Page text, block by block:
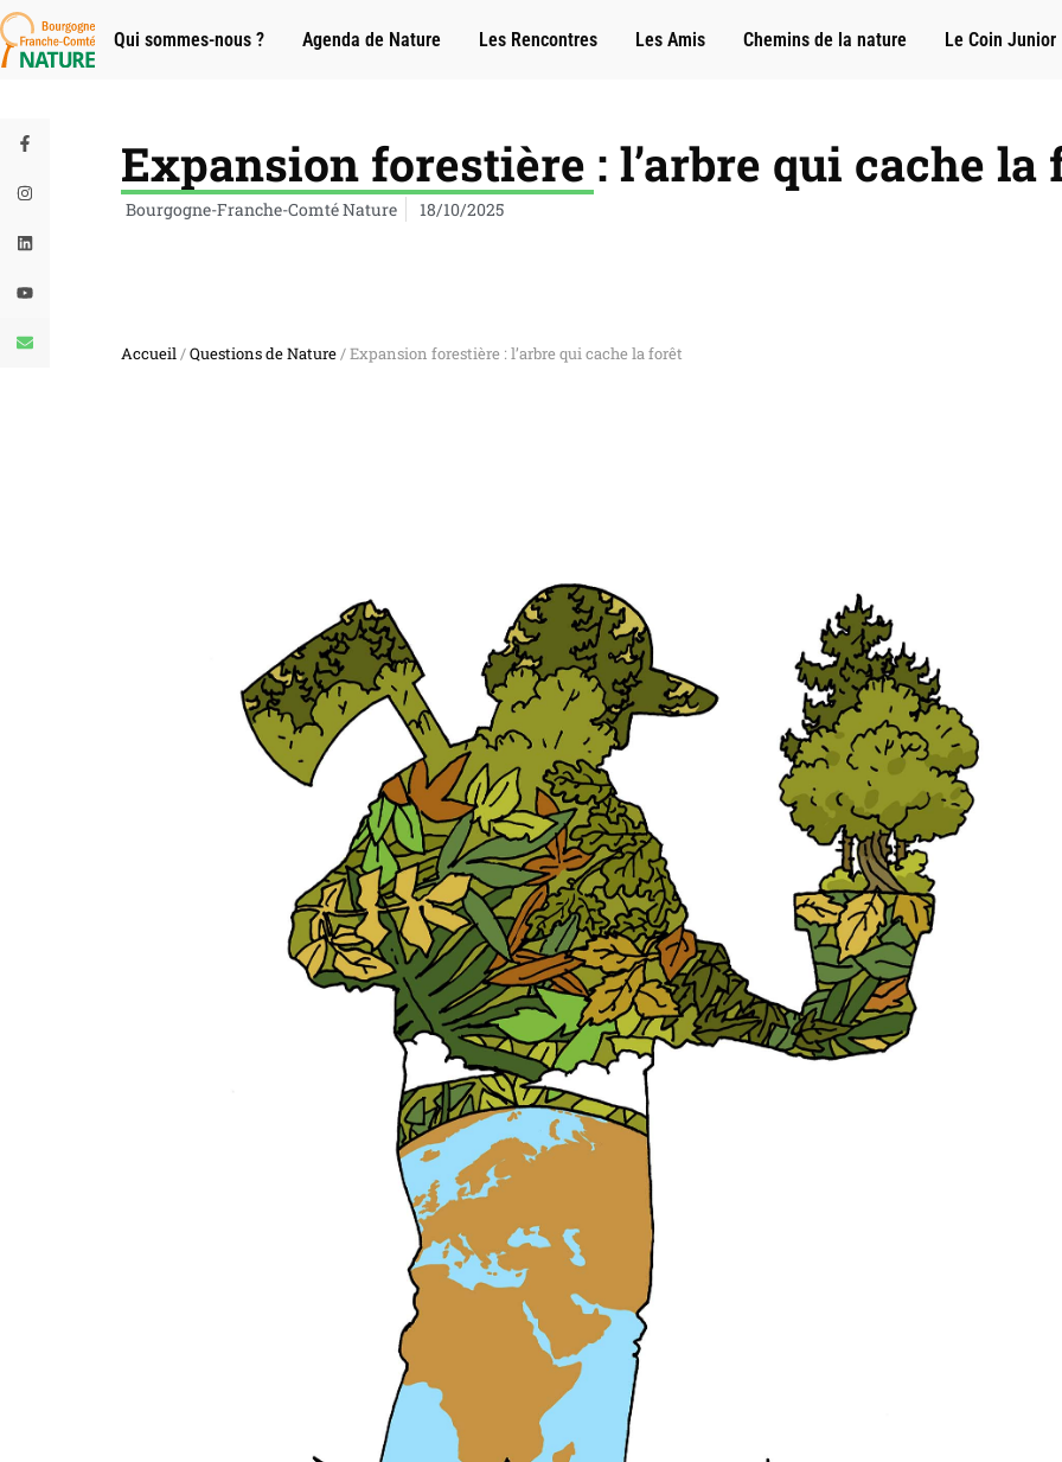
Qui sommes-nous ? Agenda de Nature Les Rencontres Les Amis Chemins de la nature Le Coin Junior
Expansion forestière : l’arbre qui cache la
Bourgogne-Franche-Comté Nature 18/10/2025
Accueil/Questions de Nature/ Expansion forestière : l’arbre qui cache la forêt